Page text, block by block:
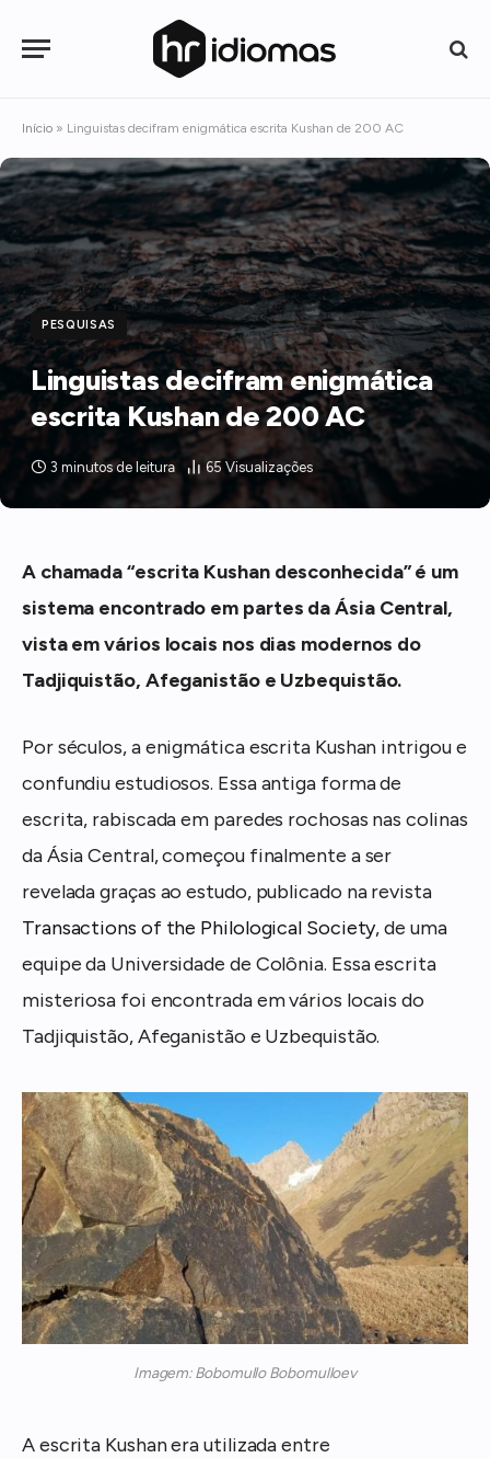
Início » Linguistas decifram enigmática escrita Kushan de 200 AC
PESQUISAS
Linguistas decifram enigmática
escrita Kushan de 200 AC
3 minutos de leitura 65 Visualizações
A chamada “escrita Kushan desconhecida” é um
sistema encontrado em partes da Ásia Central,
vista em vários locais nos dias modernos do
Tadjiquistão, Afeganistão e Uzbequistão.
Por séculos, a enigmática escrita Kushan intrigou e
confundiu estudiosos. Essa antiga forma de
escrita, rabiscada em paredes rochosas nas colinas
da Ásia Central, começou finalmente a ser
revelada graças ao estudo, publicado na revista
Transactions of the Philological Society, de uma
equipe da Universidade de Colônia. Essa escrita
misteriosa foi encontrada em vários locais do
Tadjiquistão, Afeganistão e Uzbequistão.
Imagem: Bobomullo Bobomulloev
A escrita Kushan era utilizada entre